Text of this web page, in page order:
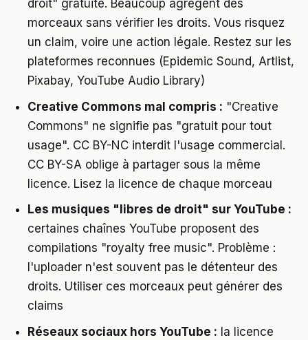
droit" gratuite. Beaucoup agrègent des
morceaux sans vérifier les droits. Vous risquez
un claim, voire une action légale. Restez sur les
plateformes reconnues (Epidemic Sound, Artlist,
Pixabay, YouTube Audio Library)
Creative Commons mal compris : "Creative
Commons" ne signifie pas "gratuit pour tout
usage". CC BY-NC interdit l'usage commercial.
CC BY-SA oblige à partager sous la même
licence. Lisez la licence de chaque morceau
Les musiques "libres de droit" sur YouTube :
certaines chaînes YouTube proposent des
compilations "royalty free music". Problème :
l'uploader n'est souvent pas le détenteur des
droits. Utiliser ces morceaux peut générer des
claims
Réseaux sociaux hors YouTube : la licence